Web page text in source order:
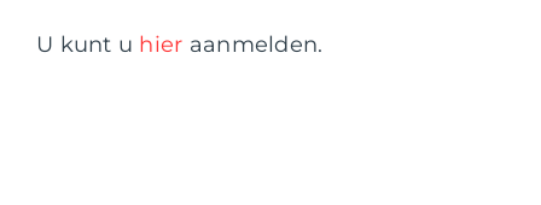
U kunt u hier aanmelden.